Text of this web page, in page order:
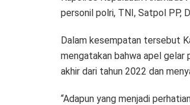
personil polri, TNI, Satpol PP,
Dalam kesempatan tersebut
mengatakan bahwa apel gelar
akhir dari tahun 2022 dan
“Adapun yang menjadi